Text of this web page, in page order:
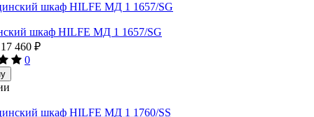
шкаф HILFE МД 1 1657/SG
17 460 ₽
0